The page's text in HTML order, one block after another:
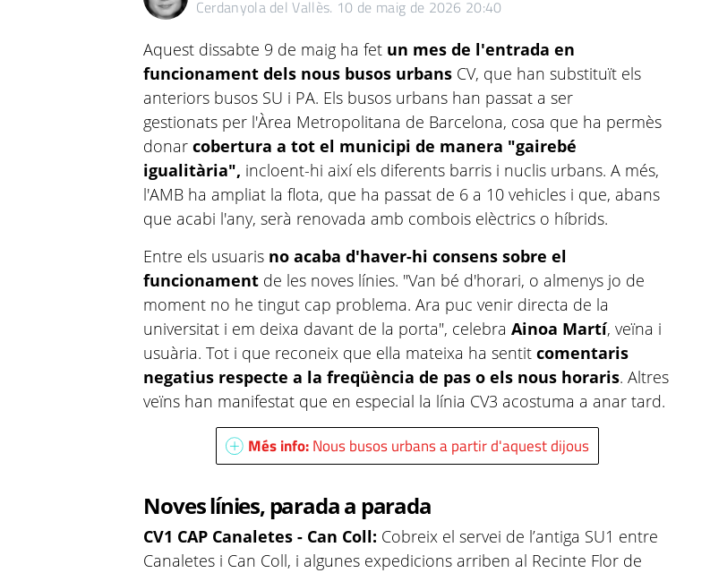
Cerdanyola del Vallès. 10 de maig de 2026 20:40
Aquest dissabte 9 de maig ha fet un mes de l'entrada en
funcionament dels nous busos urbans CV, que han substituït els
anteriors busos SU i PA. Els busos urbans han passat a ser
gestionats per l'Àrea Metropolitana de Barcelona, cosa que ha permès
donarcobertura a tot el municipi de manera "gairebé
igualitària", incloent-hi així els diferents barris i nuclis urbans. A més,
l'AMB ha ampliat la flota, que ha passat de 6 a 10 vehicles i que, abans
que acabi l'any, serà renovada amb combois elèctrics o híbrids.
Entre els usuaris no acaba d'haver-hi consens sobre el
funcionament de les noves línies. "Van bé d'horari, o almenys jo de
moment no he tingut cap problema. Ara puc venir directa de la
universitat i em deixa davant de la porta", celebra Ainoa Martí, veïna i
usuària. Tot i que reconeix que ella mateixa ha sentitcomentaris
negatius respecte a la freqüència de pas o els nous horaris. Altres
veïns han manifestat que en especial la línia CV3 acostuma a anar tard.
Més info:Nous busos urbans a partir d'aquest dijous
Noves línies, parada a parada
CV1 CAP Canaletes - Can Coll: Cobreix el servei de l’antiga SU1 entre
Canaletes i Can Coll, i algunes expedicions arriben al Recinte Flor de